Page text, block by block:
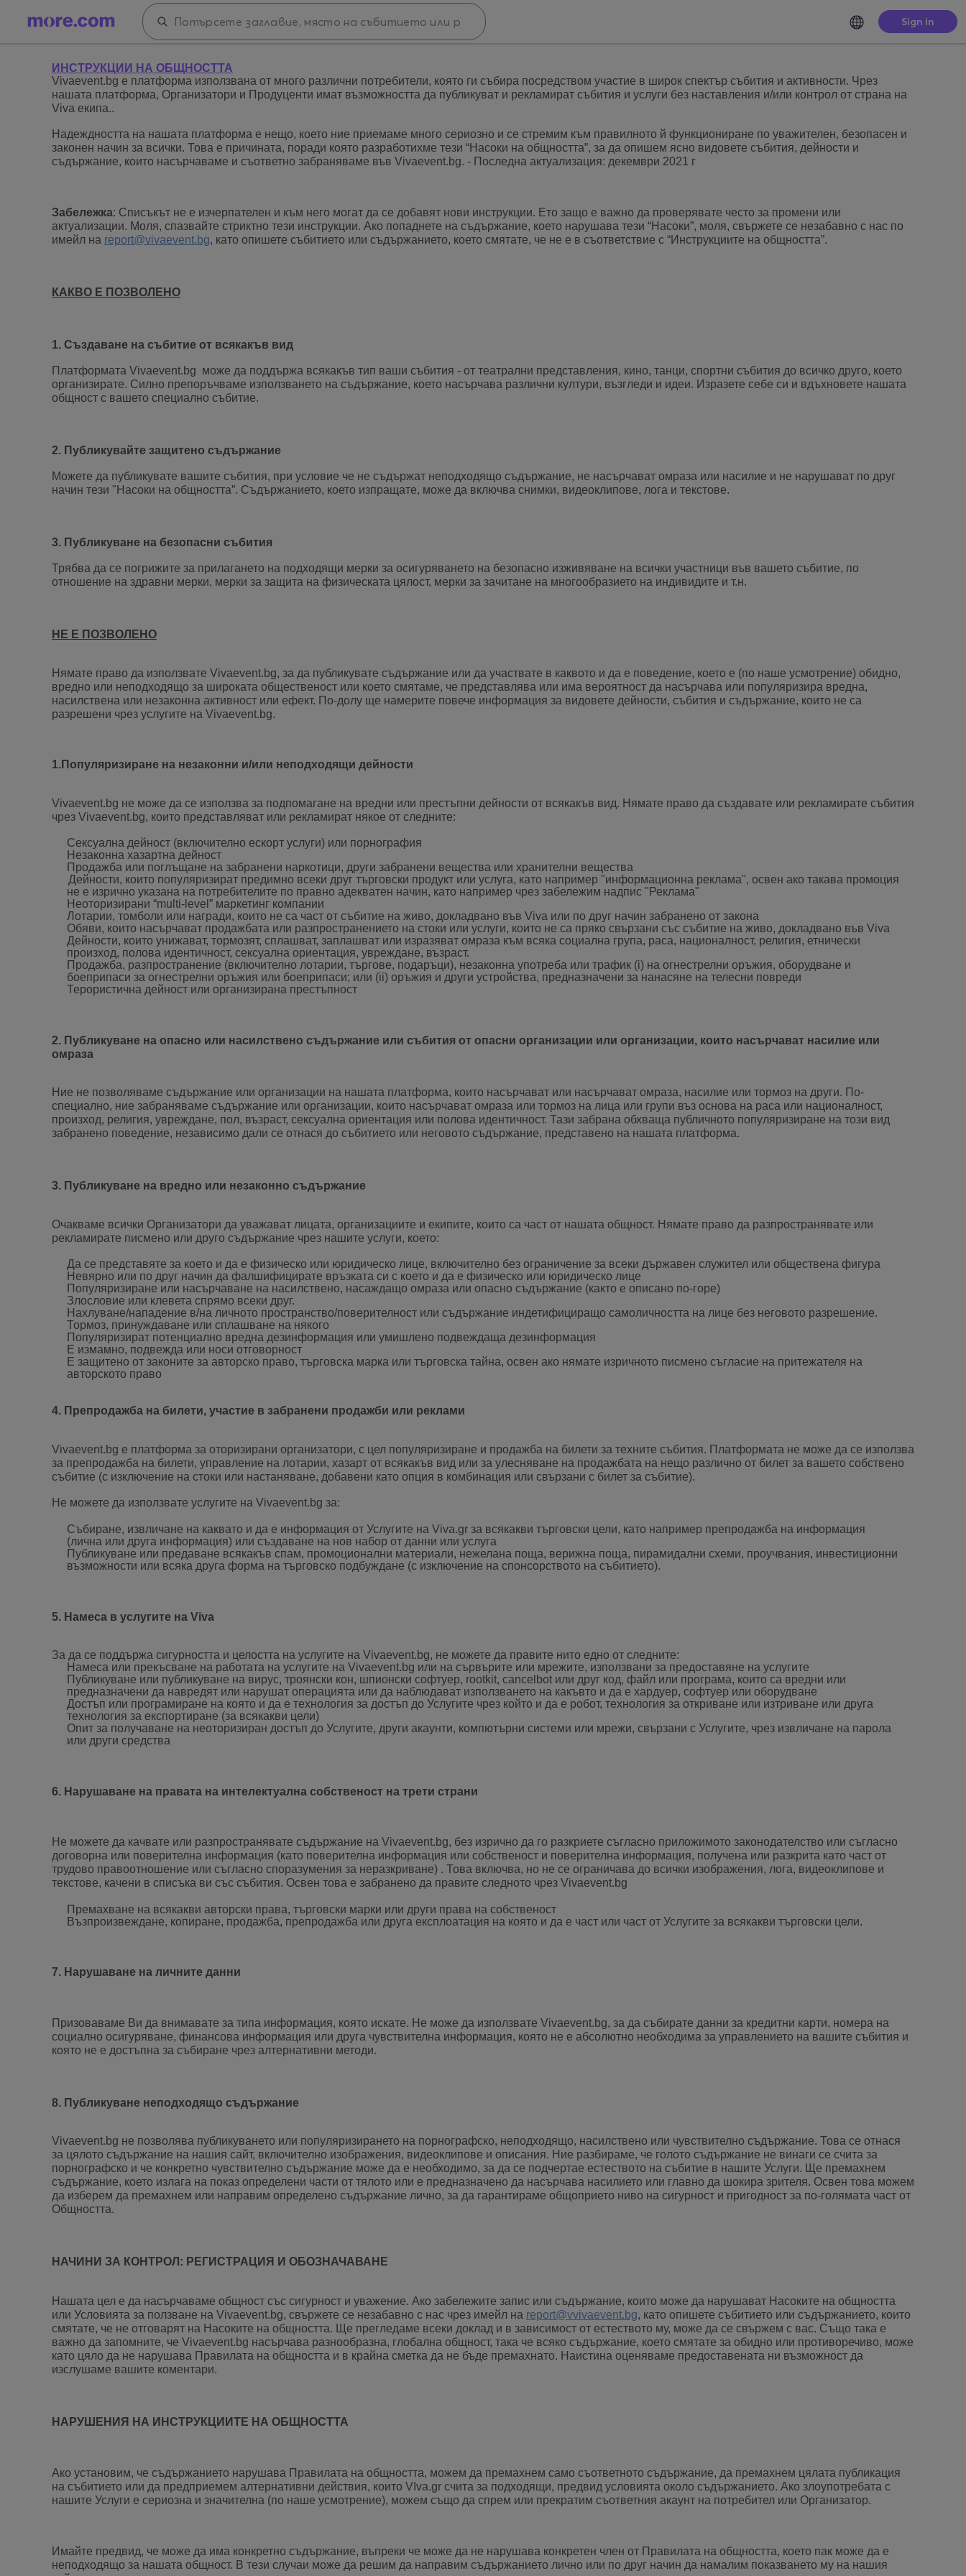
Sign in
ИНСТРУКЦИИ НА ОБЩНОСТТА
Vivaevent.bg е платформа използвана от много различни потребители, която ги събира посредством участие в широк спектър събития и активности. Чрез
нашата платформа, Организатори и Продуценти имат възможността да публикуват и рекламират събития и услуги без наставления и/или контрол от страна на
Viva екипа..
Надеждността на нашата платформа е нещо, което ние приемаме много сериозно и се стремим към правилното й функциониране по уважителен, безопасен и
законен начин за всички. Това е причината, поради която разработихме тези “Насоки на общността”, за да опишем ясно видовете събития, дейности и
съдържание, които насърчаваме и съответно забраняваме във Vivaevent.bg. - Последна актуализация: декември 2021 г
Забележка: Списъкът не е изчерпателен и към него могат да се добавят нови инструкции. Ето защо е важно да проверявате често за промени или
актуализации. Моля, спазвайте стриктно тези инструкции. Ако попаднете на съдържание, което нарушава тези “Насоки”, моля, свържете се незабавно с нас по
имейл на report@vivaevent.bg, като опишете събитието или съдържанието, което смятате, че не е в съответствие с “Инструкциите на общността”.
КАКВО Е ПОЗВОЛЕНО
1. Създаване на събитие от всякакъв вид
Платформата Vivaevent.bg може да поддържа всякакъв тип ваши събития - от театрални представления, кино, танци, спортни събития до всичко друго, което
организирате. Силно препоръчваме използването на съдържание, което насърчава различни култури, възгледи и идеи. Изразете себе си и вдъхновете нашата
общност с вашето специално събитие.
2. Публикувайте защитено съдържание
Можете да публикувате вашите събития, при условие че не съдържат неподходящо съдържание, не насърчават омраза или насилие и не нарушават по друг
начин тези "Насоки на общността”. Съдържанието, което изпращате, може да включва снимки, видеоклипове, лога и текстове.
3. Публикуване на безопасни събития
Трябва да се погрижите за прилагането на подходящи мерки за осигуряването на безопасно изживяване на всички участници във вашето събитие, по
отношение на здравни мерки, мерки за защита на физическата цялост, мерки за зачитане на многообразието на индивидите и т.н.
НЕ Е ПОЗВОЛЕНО
Нямате право да използвате Vivaevent.bg, за да публикувате съдържание или да участвате в каквото и да е поведение, което е (по наше усмотрение) обидно,
вредно или неподходящо за широката общественост или което смятаме, че представлява или има вероятност да насърчава или популяризира вредна,
насилствена или незаконна активност или ефект. По-долу ще намерите повече информация за видовете дейности, събития и съдържание, които не са
разрешени чрез услугите на Vivaevent.bg.
1.Популяризиране на незаконни и/или неподходящи дейности
Vivaevent.bg не може да се използва за подпомагане на вредни или престъпни дейности от всякакъв вид. Нямате право да създавате или рекламирате събития
чрез Vivaevent.bg, които представляват или рекламират някое от следните:
Сексуална дейност (включително ескорт услуги) или порнография
Незаконна хазартна дейност
Продажба или поглъщане на забранени наркотици, други забранени вещества или хранителни вещества
Дейности, които популяризират предимно всеки друг търговски продукт или услуга, като например "информационна реклама", освен ако такава промоция
не е изрично указана на потребителите по правно адекватен начин, като например чрез забележим надпис "Реклама"
Неоторизирани “multi-level” маркетинг компании
Лотарии, томболи или награди, които не са част от събитие на живо, докладвано във Viva или по друг начин забранено от закона
Обяви, които насърчават продажбата или разпространението на стоки или услуги, които не са пряко свързани със събитие на живо, докладвано във Viva
Дейности, които унижават, тормозят, сплашват, заплашват или изразяват омраза към всяка социална група, раса, националност, религия, етнически
произход, полова идентичност, сексуална ориентация, увреждане, възраст.
Продажба, разпространение (включително лотарии, търгове, подаръци), незаконна употреба или трафик (i) на огнестрелни оръжия, оборудване и
боеприпаси за огнестрелни оръжия или боеприпаси; или (ii) оръжия и други устройства, предназначени за нанасяне на телесни повреди
Терористична дейност или организирана престъпност
2. Публикуване на опасно или насилствено съдържание или събития от опасни организации или организации, които насърчават насилие или
омраза
Ние не позволяваме съдържание или организации на нашата платформа, които насърчават или насърчават омраза, насилие или тормоз на други. По-
специално, ние забраняваме съдържание или организации, които насърчават омраза или тормоз на лица или групи въз основа на раса или националност,
произход, религия, увреждане, пол, възраст, сексуална ориентация или полова идентичност. Тази забрана обхваща публичното популяризиране на този вид
забранено поведение, независимо дали се отнася до събитието или неговото съдържание, представено на нашата платформа.
3. Публикуване на вредно или незаконно съдържание
Очакваме всички Организатори да уважават лицата, организациите и екипите, които са част от нашата общност. Нямате право да разпространявате или
рекламирате писмено или друго съдържание чрез нашите услуги, което:
Да се представяте за което и да е физическо или юридическо лице, включително без ограничение за всеки държавен служител или обществена фигура
Невярно или по друг начин да фалшифицирате връзката си с което и да е физическо или юридическо лице
Популяризиране или насърчаване на насилствено, насаждащо омраза или опасно съдържание (както е описано по-горе)
Злословие или клевета спрямо всеки друг.
Нахлуване/нападение в/на личното пространство/поверителност или съдържание индетифициращо самоличността на лице без неговото разрешение.
Тормоз, принуждаване или сплашване на някого
Популяризират потенциално вредна дезинформация или умишлено подвеждаща дезинформация
Е измамно, подвежда или носи отговорност
Е защитено от законите за авторско право, търговска марка или търговска тайна, освен ако нямате изричното писмено съгласие на притежателя на
авторското право
4. Препродажба на билети, участие в забранени продажби или реклами
Vivaevent.bg е платформа за оторизирани организатори, с цел популяризиране и продажба на билети за техните събития. Платформата не може да се използва
за препродажба на билети, управление на лотарии, хазарт от всякакъв вид или за улесняване на продажбата на нещо различно от билет за вашето собствено
събитие (с изключение на стоки или настаняване, добавени като опция в комбинация или свързани с билет за събитие).
Не можете да използвате услугите на Vivaevent.bg за:
Събиране, извличане на каквато и да е информация от Услугите на Viva.gr за всякакви търговски цели, като например препродажба на информация
(лична или друга информация) или създаване на нов набор от данни или услуга
Публикуване или предаване всякакъв спам, промоционални материали, нежелана поща, верижна поща, пирамидални схеми, проучвания, инвестиционни
възможности или всяка друга форма на търговско подбуждане (с изключение на спонсорството на събитието).
5. Намеса в услугите на Viva
За да се поддържа сигурността и целостта на услугите на Vivaevent.bg, не можете да правите нито едно от следните:
Намеса или прекъсване на работата на услугите на Vivaevent.bg или на сървърите или мрежите, използвани за предоставяне на услугите
Публикуване или публикуване на вирус, троянски кон, шпионски софтуер, rootkit, cancelbot или друг код, файл или програма, които са вредни или
предназначени да навредят или нарушат операцията или да наблюдават използването на какъвто и да е хардуер, софтуер или оборудване
Достъп или програмиране на която и да е технология за достъп до Услугите чрез който и да е робот, технология за откриване или изтриване или друга
технология за експортиране (за всякакви цели)
Опит за получаване на неоторизиран достъп до Услугите, други акаунти, компютърни системи или мрежи, свързани с Услугите, чрез извличане на парола
или други средства
6. Нарушаване на правата на интелектуална собственост на трети страни
Не можете да качвате или разпространявате съдържание на Vivaevent.bg, без изрично да го разкриете съгласно приложимото законодателство или съгласно
договорна или поверителна информация (като поверителна информация или собственост и поверителна информация, получена или разкрита като част от
трудово правоотношение или съгласно споразумения за неразкриване) . Това включва, но не се ограничава до всички изображения, лога, видеоклипове и
текстове, качени в списъка ви със събития. Освен това е забранено да правите следното чрез Vivaevent.bg
Премахване на всякакви авторски права, търговски марки или други права на собственост
Възпроизвеждане, копиране, продажба, препродажба или друга експлоатация на която и да е част или част от Услугите за всякакви търговски цели.
7. Нарушаване на личните данни
Призоваваме Ви да внимавате за типа информация, която искате. Не може да използвате Vivaevent.bg, за да събирате данни за кредитни карти, номера на
социално осигуряване, финансова информация или друга чувствителна информация, която не е абсолютно необходима за управлението на вашите събития и
която не е достъпна за събиране чрез алтернативни методи.
8. Публикуване неподходящо съдържание
Vivaevent.bg не позволява публикуването или популяризирането на порнографско, неподходящо, насилствено или чувствително съдържание. Това се отнася
за цялото съдържание на нашия сайт, включително изображения, видеоклипове и описания. Ние разбираме, че голото съдържание не винаги се счита за
порнографско и че конкретно чувствително съдържание може да е необходимо, за да се подчертае естеството на събитие в нашите Услуги. Ще премахнем
съдържание, което излага на показ определени части от тялото или е предназначено да насърчава насилието или главно да шокира зрителя. Освен това можем
да изберем да премахнем или направим определено съдържание лично, за да гарантираме общоприето ниво на сигурност и пригодност за по-голямата част от
Общността.
НАЧИНИ ЗА КОНТРОЛ: РЕГИСТРАЦИЯ И ОБОЗНАЧАВАНЕ
Нашата цел е да насърчаваме общност със сигурност и уважение. Ако забележите запис или съдържание, които може да нарушават Насоките на общността
или Условията за ползване на Vivaevent.bg, свържете се незабавно с нас чрез имейл на report@vvivaevent.bg, като опишете събитието или съдържанието, които
смятате, че не отговарят на Насоките на общността. Ще прегледаме всеки доклад и в зависимост от естеството му, може да се свържем с вас. Също така е
важно да запомните, че Vivaevent.bg насърчава разнообразна, глобална общност, така че всяко съдържание, което смятате за обидно или противоречиво, може
като цяло да не нарушава Правилата на общността и в крайна сметка да не бъде премахнато. Наистина оценяваме предоставената ни възможност да
изслушаме вашите коментари.
НАРУШЕНИЯ НА ИНСТРУКЦИИТЕ НА ОБЩНОСТТА
Ако установим, че съдържанието нарушава Правилата на общността, можем да премахнем само съответното съдържание, да премахнем цялата публикация
на събитието или да предприемем алтернативни действия, които VIva.gr счита за подходящи, предвид условията около съдържанието. Ако злоупотребата с
нашите Услуги е сериозна и значителна (по наше усмотрение), можем също да спрем или прекратим съответния акаунт на потребител или Организатор.
Имайте предвид, че може да има конкретно съдържание, въпреки че може да не нарушава конкретен член от Правилата на общността, което пак може да е
неподходящо за нашата общност. В тези случаи може да решим да направим съдържанието лично или по друг начин да намалим показването му на нашия